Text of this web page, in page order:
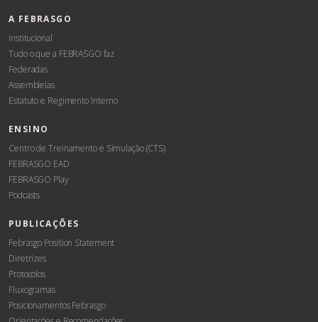
A FEBRASGO
Institucional
Tudo o que a FEBRASGO faz
Federadas
Assembleias
Estatuto e Regimento Interno
ENSINO
Centro de Treinamento e Simulação (CTS)
FEBRASGO EAD
FEBRASGO Play
Podcasts
PUBLICAÇÕES
Febrasgo Position Statement
Diretrizes
Protocolos
Fluxogramas
Posicionamentos Febrasgo